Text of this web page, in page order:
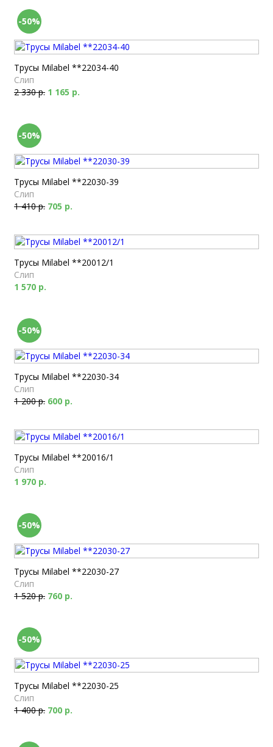
-50%
Трусы Milabel **22034-40
Слип
2 330 р. 1 165 р.
-50%
Трусы Milabel **22030-39
Слип
1 410 р. 705 р.
Трусы Milabel **20012/1
Слип
1 570 р.
-50%
Трусы Milabel **22030-34
Слип
1 200 р. 600 р.
Трусы Milabel **20016/1
Слип
1 970 р.
-50%
Трусы Milabel **22030-27
Слип
1 520 р. 760 р.
-50%
Трусы Milabel **22030-25
Слип
1 400 р. 700 р.